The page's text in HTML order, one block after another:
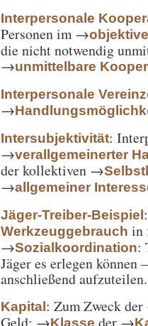
Interpersonale
Personen im →
die nicht notwendig
→unmittelbare
Interpersonale
→
Intersubjektivität:
→verallgemeinerter
der kollektiven →
→allgemeiner
Jäger-Treiber-Beispiel
Werkzeuggebrauch in
→Sozialkoordination:
Jäger es erlegen
anschließend aufzuteilen.
Kapital: Zum Zweck
Geld; →Klasse der →